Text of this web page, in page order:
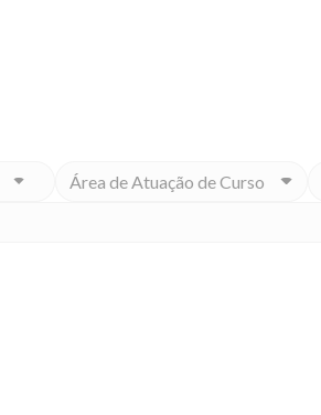
Área de Atuação de Curso